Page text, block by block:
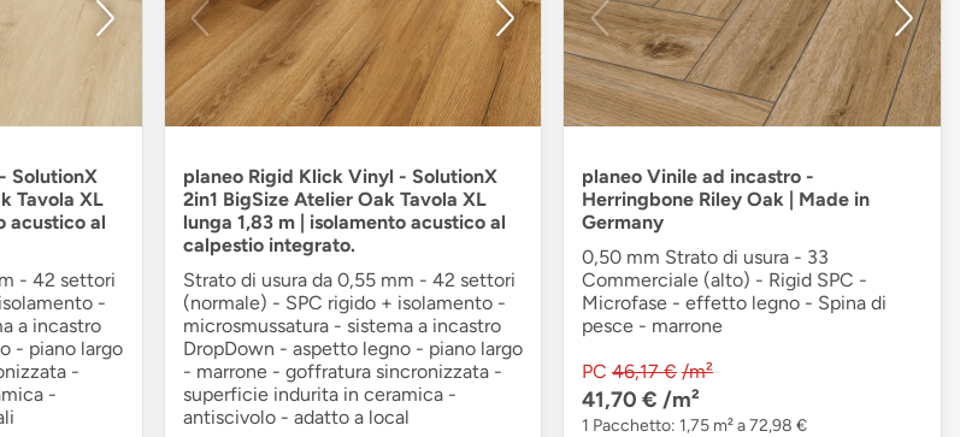
SolutionX
Tavola XL
acustico al
- 42 settori
-
a incastro
- piano largo
-
-
planeo Rigid Klick Vinyl - SolutionX
2in1 BigSize Atelier Oak Tavola XL
lunga 1,83 m | isolamento acustico al
calpestio integrato.
Strato di usura da 0,55 mm - 42 settori
(normale) - SPC rigido + isolamento -
microsmussatura - sistema a incastro
DropDown - aspetto legno - piano largo
- marrone - goffratura sincronizzata -
superficie indurita in ceramica -
antiscivolo - adatto a local
planeo Vinile ad incastro -
Herringbone Riley Oak | Made in
Germany
0,50 mm Strato di usura - 33
Commerciale (alto) - Rigid SPC -
Microfase - effetto legno - Spina di
pesce - marrone
PC 46,17 € /m²
41,70 € /m²
1 Pacchetto: 1,75 m² a 72,98 €